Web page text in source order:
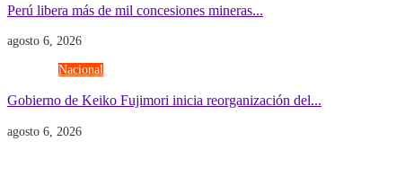
Perú libera más de mil concesiones mineras...
agosto 6, 2026
Nacional
Gobierno de Keiko Fujimori inicia reorganización del...
agosto 6, 2026